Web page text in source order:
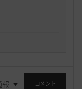
報 コメント